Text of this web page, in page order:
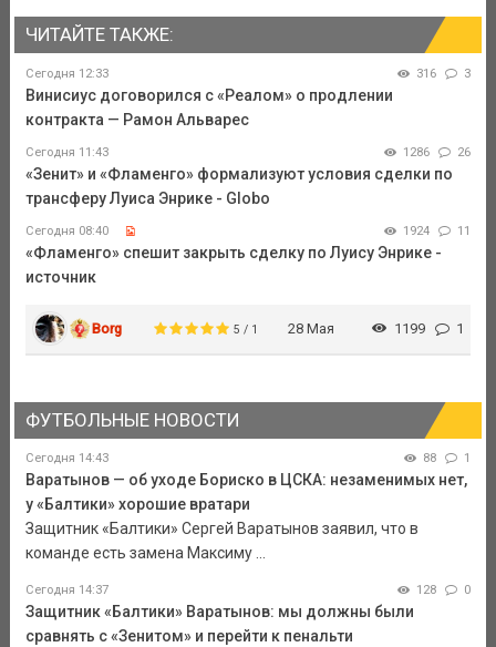
ЧИТАЙТЕ ТАКЖЕ:
Сегодня 12:33 316 3
Винисиус договорился с «Реалом» о продлении
контракта — Рамон Альварес
Сегодня 11:43 1286 26
«Зенит» и «Фламенго» формализуют условия сделки по
трансферу Луиса Энрике - Globo
Сегодня 08:40 1924 11
«Фламенго» спешит закрыть сделку по Луису Энрике -
источник
Borg 5 / 1 28 Мая 1199 1
ФУТБОЛЬНЫЕ НОВОСТИ
Сегодня 14:43 88 1
Варатынов — об уходе Бориско в ЦСКА: незаменимых нет,
у «Балтики» хорошие вратари
Защитник «Балтики» Сергей Варатынов заявил, что в
команде есть замена Максиму ...
Сегодня 14:37 128 0
Защитник «Балтики» Варатынов: мы должны были
сравнять с «Зенитом» и перейти к пенальти